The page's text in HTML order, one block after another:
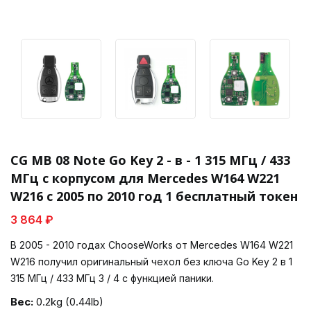
CG MB 08 Note Go Key 2 - в - 1 315 МГц / 433
МГц с корпусом для Mercedes W164 W221
W216 с 2005 по 2010 год 1 бесплатный токен
3 864 ₽
В 2005 - 2010 годах ChooseWorks от Mercedes W164 W221
W216 получил оригинальный чехол без ключа Go Key 2 в 1
315 МГц / 433 МГц 3 / 4 с функцией паники.
Вес: 0.2kg (0.44lb)